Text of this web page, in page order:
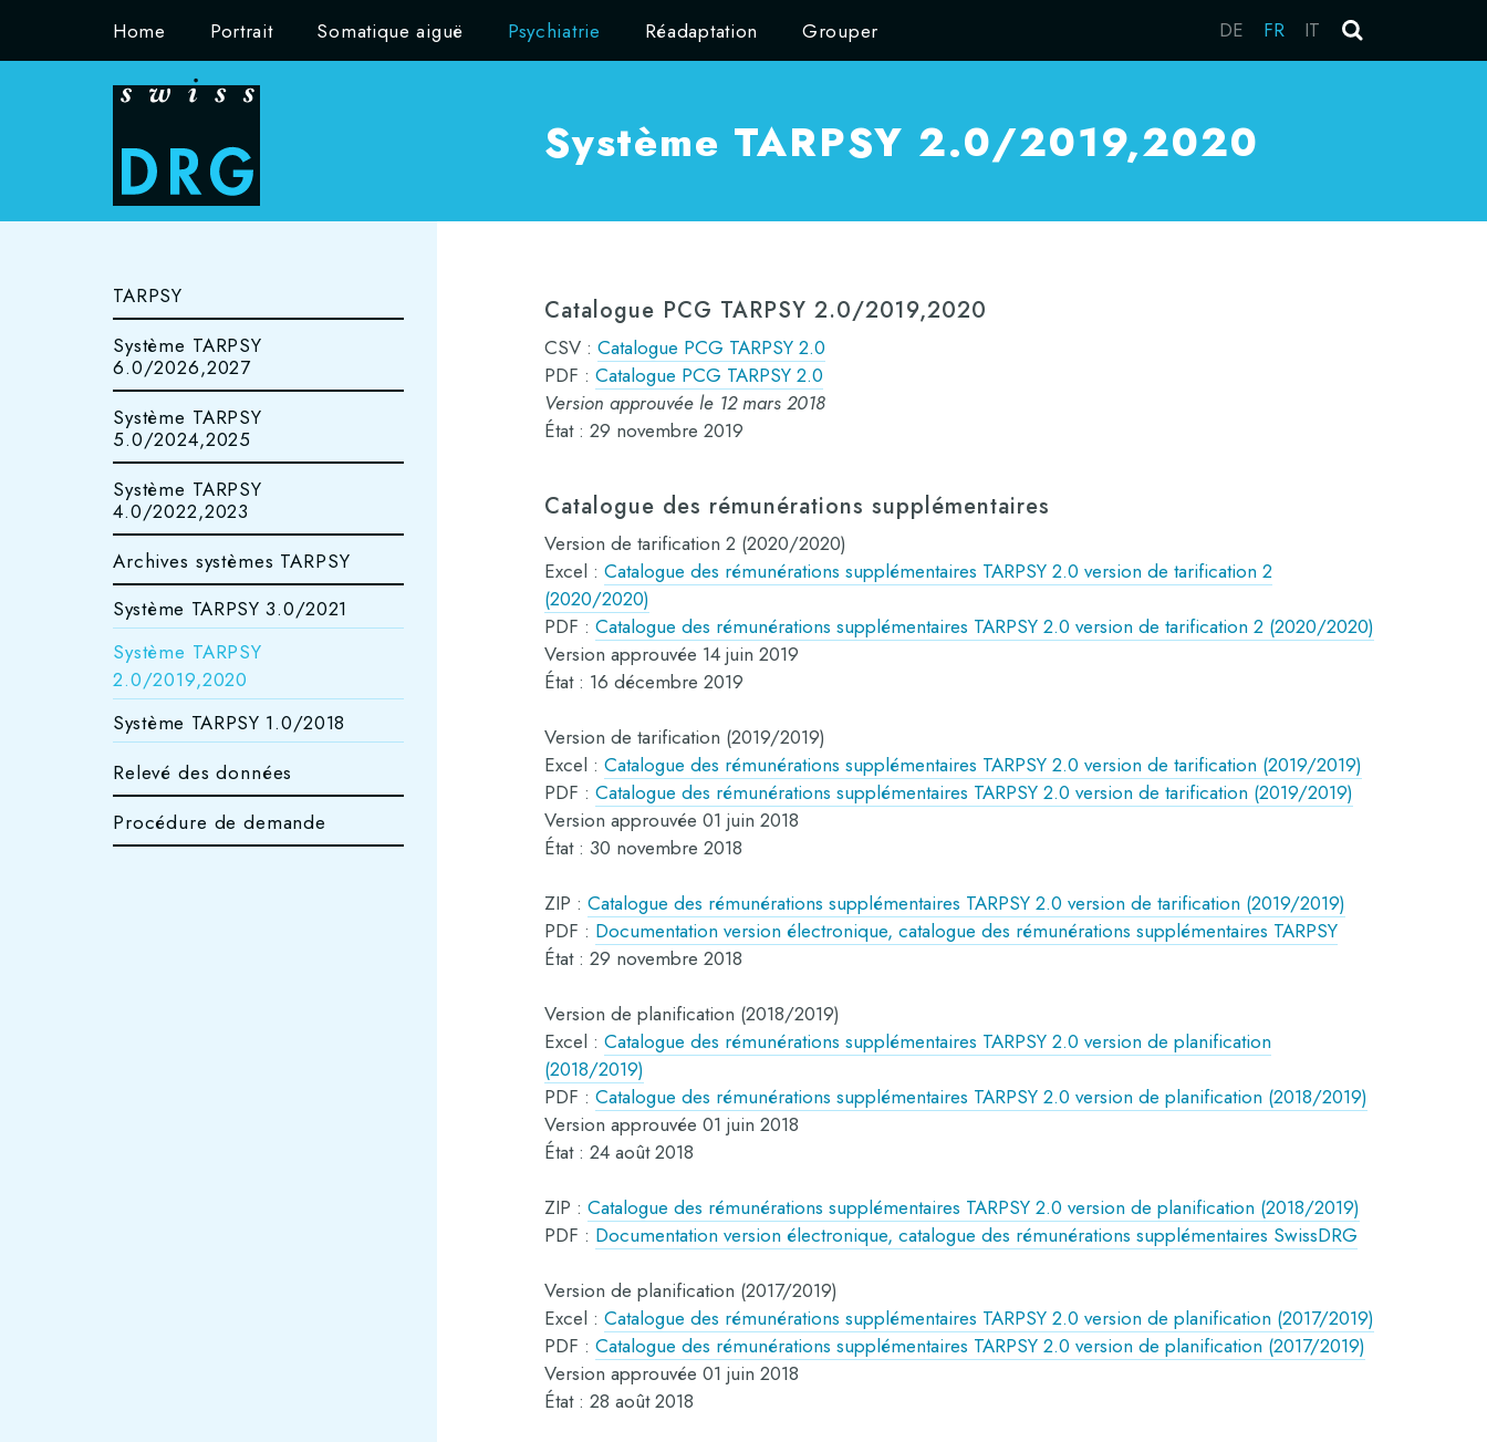
Home Portrait Somatique aiguë Psychiatrie Réadaptation Grouper DE FR IT
Système TARPSY 2.0/2019,2020
TARPSY
Système TARPSY
6.0/2026,2027
Système TARPSY
5.0/2024,2025
Système TARPSY
4.0/2022,2023
Archives systèmes TARPSY
Système TARPSY 3.0/2021
Système TARPSY
2.0/2019,2020
Système TARPSY 1.0/2018
Relevé des données
Procédure de demande
Catalogue PCG TARPSY 2.0/2019,2020
CSV : Catalogue PCG TARPSY 2.0
PDF : Catalogue PCG TARPSY 2.0
Version approuvée le 12 mars 2018
État : 29 novembre 2019
Catalogue des rémunérations supplémentaires
Version de tarification 2 (2020/2020)
Excel : Catalogue des rémunérations supplémentaires TARPSY 2.0 version de tarification 2
(2020/2020)
PDF : Catalogue des rémunérations supplémentaires TARPSY 2.0 version de tarification 2 (2020/2020)
Version approuvée 14 juin 2019
État : 16 décembre 2019
Version de tarification (2019/2019)
Excel : Catalogue des rémunérations supplémentaires TARPSY 2.0 version de tarification (2019/2019)
PDF : Catalogue des rémunérations supplémentaires TARPSY 2.0 version de tarification (2019/2019)
Version approuvée 01 juin 2018
État : 30 novembre 2018
ZIP : Catalogue des rémunérations supplémentaires TARPSY 2.0 version de tarification (2019/2019)
PDF : Documentation version électronique, catalogue des rémunérations supplémentaires TARPSY
État : 29 novembre 2018
Version de planification (2018/2019)
Excel : Catalogue des rémunérations supplémentaires TARPSY 2.0 version de planification
(2018/2019)
PDF : Catalogue des rémunérations supplémentaires TARPSY 2.0 version de planification (2018/2019)
Version approuvée 01 juin 2018
État : 24 août 2018
ZIP : Catalogue des rémunérations supplémentaires TARPSY 2.0 version de planification (2018/2019)
PDF : Documentation version électronique, catalogue des rémunérations supplémentaires SwissDRG
Version de planification (2017/2019)
Excel : Catalogue des rémunérations supplémentaires TARPSY 2.0 version de planification (2017/2019)
PDF : Catalogue des rémunérations supplémentaires TARPSY 2.0 version de planification (2017/2019)
Version approuvée 01 juin 2018
État : 28 août 2018